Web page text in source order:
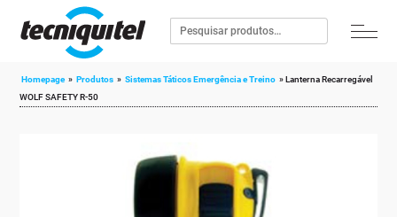
Homepage » Produtos » Sistemas Táticos Emergência e Treino »Lanterna Recarregável
WOLF SAFETY R-50